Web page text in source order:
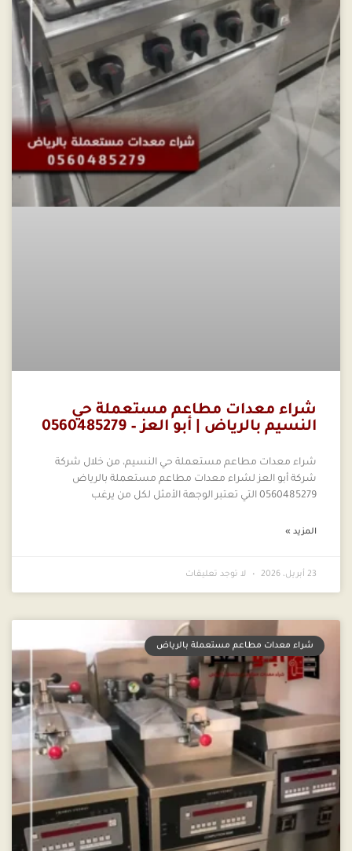
شراء معدات مطاعم مستعملة حي
النسيم بالرياض | أبو العز – 0560485279
شراء معدات مطاعم مستعملة حي النسيم، من خلال شركة
شركة أبو العز لشراء معدات مطاعم مستعملة بالرياض
0560485279 التي تعتبر الوجهة الأمثل لكل من يرغب
المزيد »
23 أبريل، 2026 لا توجد تعليقات
شراء معدات مطاعم مستعملة بالرياض